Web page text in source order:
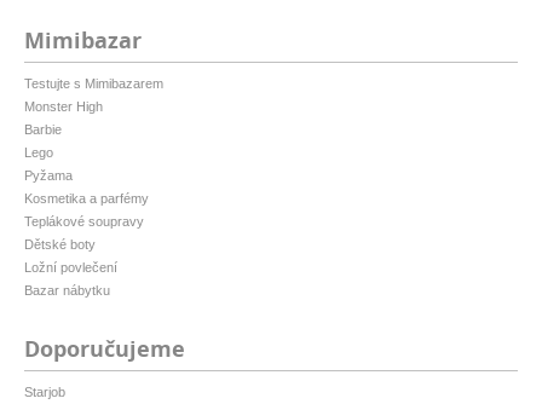
Mimibazar
Testujte s Mimibazarem
Monster High
Barbie
Lego
Pyžama
Kosmetika a parfémy
Teplákové soupravy
Dětské boty
Ložní povlečení
Bazar nábytku
Doporučujeme
Starjob